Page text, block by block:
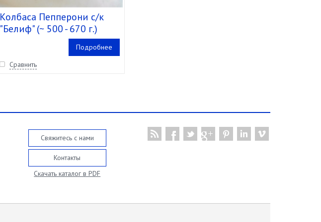
Колбаса Пепперони с/к
"Белиф" (~ 500 - 670 г.)
Замороженная (упак. 23
Подробнее
Сравнить
Свяжитесь с нами
Контакты
Скачать каталог в PDF